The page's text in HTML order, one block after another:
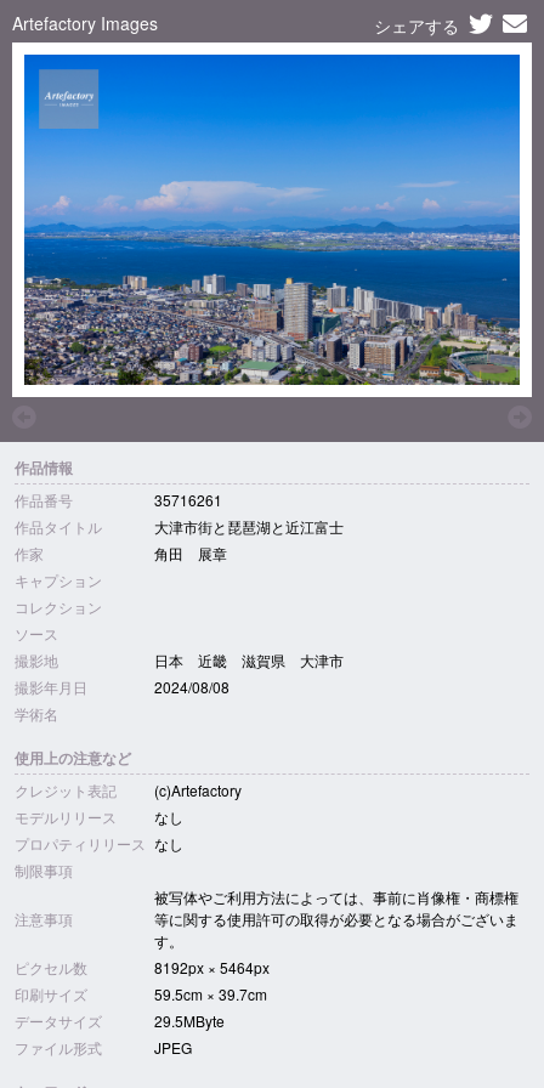
Artefactory Images シェアする
作品情報
作品番号
35716261
作品タイトル
大津市街と琵琶湖と近江富士
作家
角田 展章
キャプション
コレクション
ソース
撮影地
日本 近畿 滋賀県 大津市
撮影年月日
2024/08/08
学術名
使用上の注意など
クレジット表記
(c)Artefactory
モデルリリース
なし
プロパティリリース なし
制限事項
注意事項
被写体やご利用方法によっては、事前に肖像権・商標権
等に関する使用許可の取得が必要となる場合がございま
す。
ピクセル数
8192px × 5464px
印刷サイズ
59.5cm × 39.7cm
データサイズ
29.5MByte
ファイル形式
JPEG